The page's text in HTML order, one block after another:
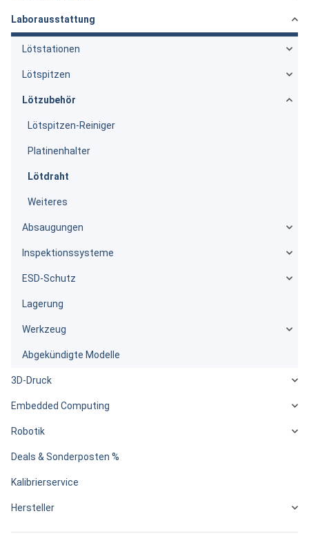
Laborausstattung
Lötstationen
Lötspitzen
Lötzubehör
Lötspitzen-Reiniger
Platinenhalter
Lötdraht
Weiteres
Absaugungen
Inspektionssysteme
ESD-Schutz
Lagerung
Werkzeug
Abgekündigte Modelle
3D-Druck
Embedded Computing
Robotik
Deals & Sonderposten %
Kalibrierservice
Hersteller